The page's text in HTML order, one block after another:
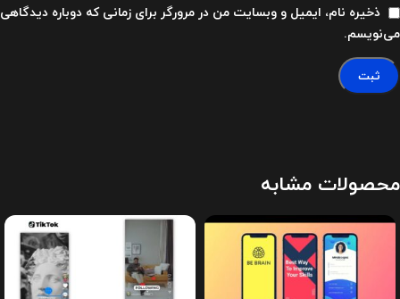
ذخیره نام، ایمیل و وبسایت من در مرورگر برای زمانی که دوباره دیدگاهی
می‌نویسم.
محصولات مشابه